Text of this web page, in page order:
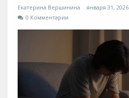
Екатерина Вершинина января 31, 2026
0 Комментарии